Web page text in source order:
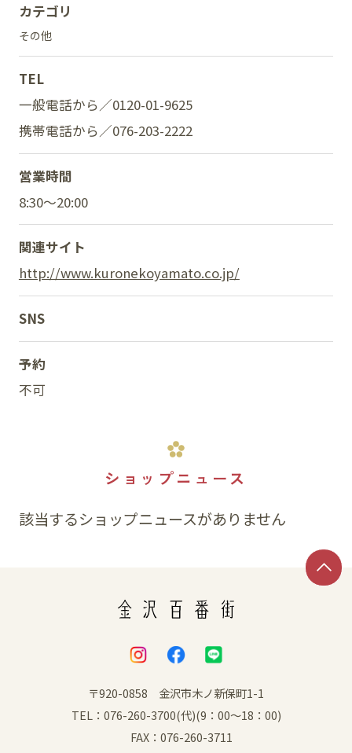
SNS
カテゴリ
その他
TEL
一般電話から／0120-01-9625
携帯電話から／076-203-2222
営業時間
8:30～20:00
関連サイト
http://www.kuronekoyamato.co.jp/
SNS
予約
不可
ショップニュース
該当するショップニュースがありません
〒920-0858 金沢市木ノ新保町1-1
TEL：076-260-3700(代)(9：00～18：00)
FAX：076-260-3711